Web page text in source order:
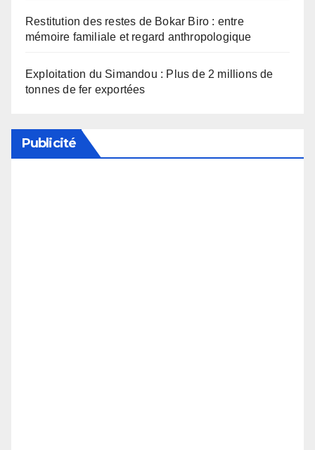
Restitution des restes de Bokar Biro : entre
mémoire familiale et regard anthropologique
Exploitation du Simandou : Plus de 2 millions de
tonnes de fer exportées
Publicité